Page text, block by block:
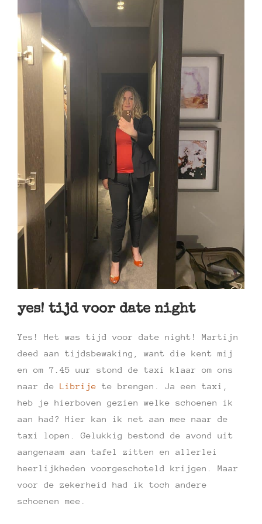
yes! tijd voor date night
Yes! Het was tijd voor date night! Martijn
deed aan tijdsbewaking, want die kent mij
en om 7.45 uur stond de taxi klaar om ons
naar de Librije te brengen. Ja een taxi,
heb je hierboven gezien welke schoenen ik
aan had? Hier kan ik net aan mee naar de
taxi lopen. Gelukkig bestond de avond uit
aangenaam aan tafel zitten en allerlei
heerlijkheden voorgeschoteld krijgen. Maar
voor de zekerheid had ik toch andere
schoenen mee.